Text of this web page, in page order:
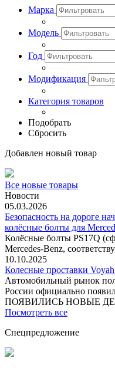
Марка
Модель
Год
Модификация
Категория товаров
Подобрать
Сбросить
Добавлен новый товар
Все новые товары
Новости
05.03.2026
Безопасность на дороге
колёсные болты для
Колёсные болты PS17Q
Mercedes‑Benz,
10.10.2025
Колесные проставки
Автомобильный рынок
России официально
ПОЯВИЛИСЬ НОВЫЕ
Посмотреть все
Спецпредложение